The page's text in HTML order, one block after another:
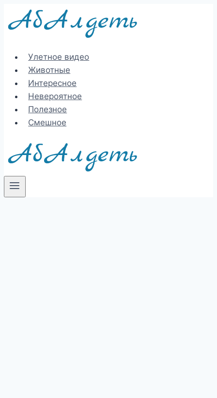
Перейти
Улетное видео
Животные
Интересное
Невероятное
Полезное
Смешное